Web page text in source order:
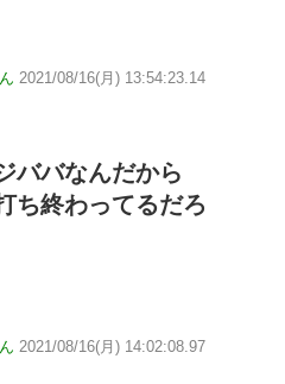
2021/08/16(月) 13:54:23.14
ババなんだから
ち終わってるだろ
2021/08/16(月) 14:02:08.97